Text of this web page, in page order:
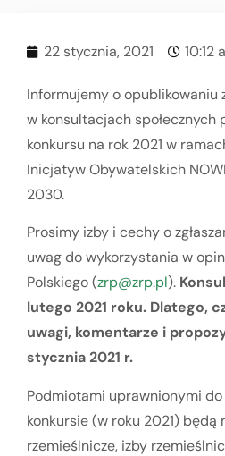
22 stycznia, 2021 10:12
Informujemy o opublikowaniu
w konsultacjach społecznych
konkursu na rok 2021 w
Inicjatyw Obywatelskich
2030.
Prosimy izby i cechy o
uwag do wykorzystania w
Polskiego (zrp@zrp.pl).
lutego 2021 roku. Dlatego,
uwagi, komentarze i
stycznia 2021 r.
Podmiotami uprawnionymi do
konkursie (w roku 2021) będą
rzemieślnicze, izby